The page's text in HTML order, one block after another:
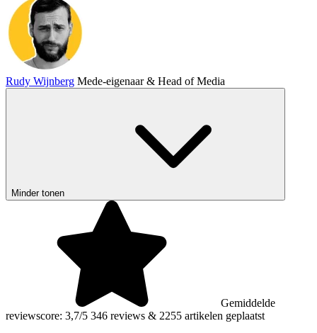
Rudy Wijnberg Mede-eigenaar & Head of Media
Minder tonen
Gemiddelde
reviewscore: 3,7/5 346 reviews & 2255 artikelen geplaatst